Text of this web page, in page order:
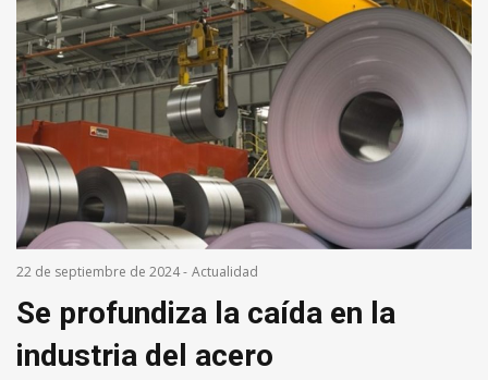
22 de septiembre de 2024- Actualidad
Se profundiza la caída en la
industria del acero